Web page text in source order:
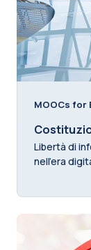
MOOCs for
Libertà di
nell’era